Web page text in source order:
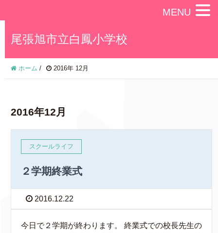
尾張旭市立白鳳小学校
ホーム / 2016年 12月
2016年12月
スクールライフ
２学期終業式
2016.12.22
今日で２学期が終わります。 終業式での校長先生の
MENU